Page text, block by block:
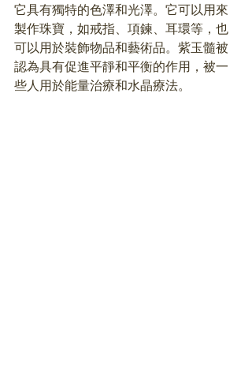
它具有獨特的色澤和光澤。它可以用來
製作珠寶，如戒指、項鍊、耳環等，也
可以用於裝飾物品和藝術品。紫玉髓被
認為具有促進平靜和平衡的作用，被一
些人用於能量治療和水晶療法。